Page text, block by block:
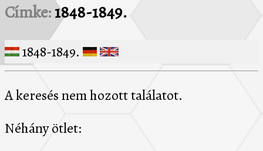
Címke:1848-1849.
1848-1849.
A keresés nem hozott találatot.
Néhány ötlet: